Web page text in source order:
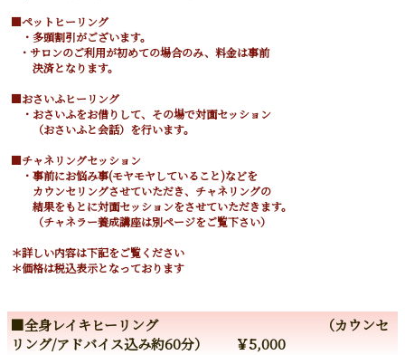
■ペットヒーリング
・多頭割引がございます。
・サロンのご利用が初めての場合のみ、料金は事前
決済となります。
■おさいふヒーリング
・おさいふをお借りして、その場で対面セッション
（おさいふと会話）を行います。
■チャネリングセッション
・事前にお悩み事(モヤモヤしていること)などを
カウンセリングさせていただき、チャネリングの
結果をもとに対面セッションをさせていただきます。
（チャネラー養成講座は別ページをご覧下さい）
＊詳しい内容は下記をご覧ください
＊価格は税込表示となっております
■全身レイキヒーリング （カウンセ
リング/アドバイス込み約60分） ￥5,000